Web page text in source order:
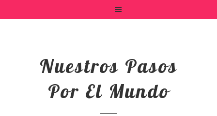
Nuestros Pasos
Por El Mundo